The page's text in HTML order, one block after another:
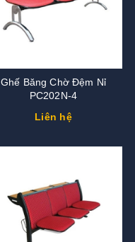
Ghế Băng Chờ Đệm Nỉ
PC202N-4
Liên hệ